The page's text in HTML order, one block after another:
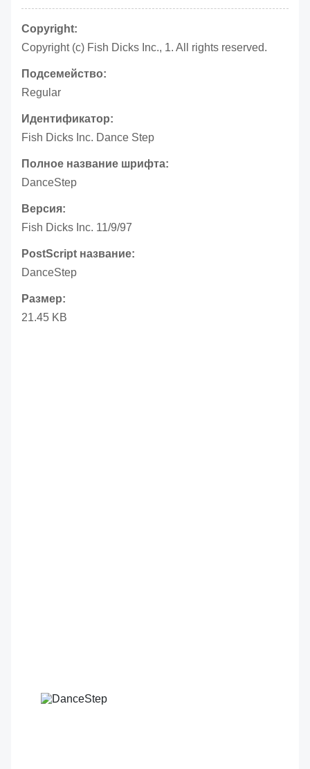
Copyright:
Copyright (c) Fish Dicks Inc., 1. All rights reserved.
Подсемейство:
Regular
Идентификатор:
Fish Dicks Inc. Dance Step
Полное название шрифта:
DanceStep
Версия:
Fish Dicks Inc. 11/9/97
PostScript название:
DanceStep
Размер:
21.45 KB